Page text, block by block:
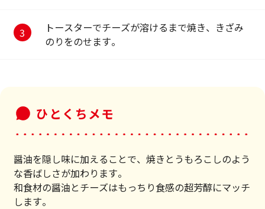
トースターでチーズが溶けるまで焼き、きざみ
のりをのせます。
ひとくちメモ
醤油を隠し味に加えることで、焼きとうもろこしのよう
な香ばしさが加わります。
和食材の醤油とチーズはもっちり食感の超芳醇にマッチ
します。